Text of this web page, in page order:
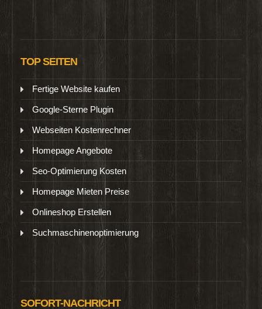
TOP SEITEN
Fertige Website kaufen
Google-Sterne Plugin
Webseiten Kostenrechner
Homepage Angebote
Seo-Optimierung Kosten
Homepage Mieten Preise
Onlineshop Erstellen
Suchmaschinenoptimierung
SOFORT-NACHRICHT